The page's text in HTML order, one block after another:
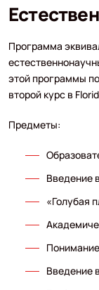
Программа
этой программы
второй курс в
Предметы:
Введение
«Голубая
Введение